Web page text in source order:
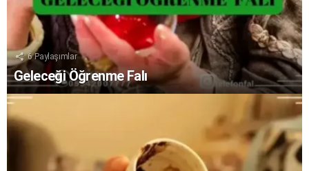
6 Paylaşımlar
Geleceği Öğrenme Falı